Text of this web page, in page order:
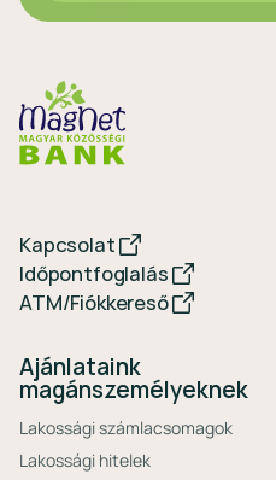
Kapcsolat
Időpontfoglalás
ATM/Fiókkereső
Ajánlataink
magánszemélyeknek
Lakossági számlacsomagok
Lakossági hitelek